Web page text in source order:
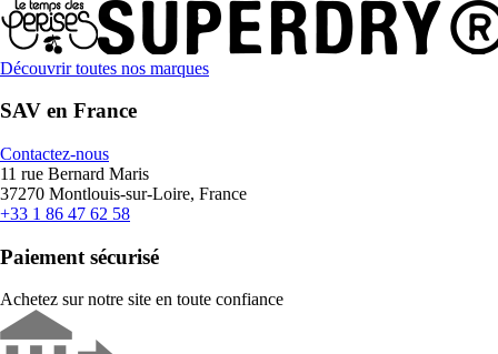
Découvrir toutes nos marques
SAV en France
Contactez-nous
11 rue Bernard Maris
37270 Montlouis-sur-Loire, France
+33 1 86 47 62 58
Paiement sécurisé
Achetez sur notre site en toute confiance